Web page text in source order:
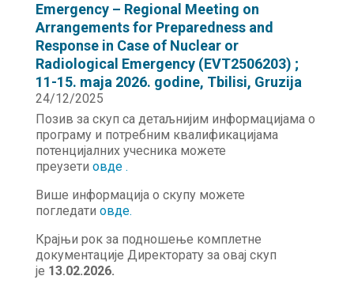
Emergency – Regional Meeting on
Arrangements for Preparedness and
Response in Case of Nuclear or
Radiological Emergency (EVT2506203) ;
11-15. maja 2026. godine, Tbilisi, Gruzija
24/12/2025
Позив за скуп са детаљнијим информацијама о
програму и потребним квалификацијама
потенцијалних учесника можете
преузети овде .
Више информација о скупу можете
погледати овде.
Крајњи рок за подношење комплетне
документације Директорату за овај скуп
је 13.02.2026.